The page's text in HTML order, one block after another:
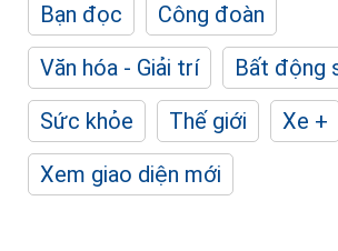
Bạn đọc
Công đoàn
Văn hóa - Giải trí
Bất động
Sức khỏe
Thế giới
Xe +
Xem giao diện mới